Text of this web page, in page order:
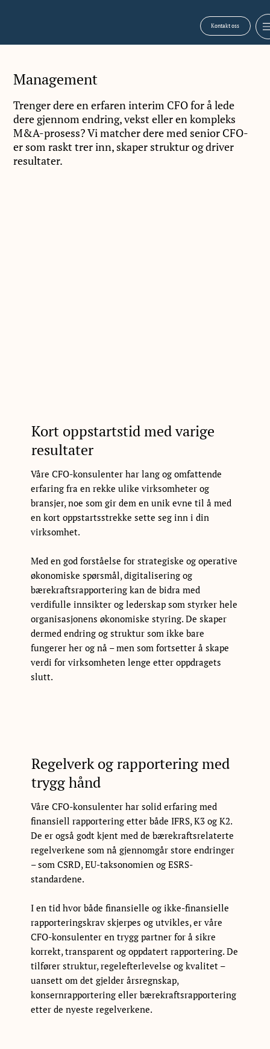
Kontakt oss
Kort oppstartstid med varige
resultater
Våre CFO-konsulenter har lang og omfattende
erfaring fra en rekke ulike virksomheter og
bransjer, noe som gir dem en unik evne til å med
en kort oppstartsstrekke sette seg inn i din
virksomhet.
Med en god forståelse for strategiske og operative
økonomiske spørsmål, digitalisering og
bærekraftsrapportering kan de bidra med
verdifulle innsikter og lederskap som styrker hele
organisasjonens økonomiske styring. De skaper
dermed endring og struktur som ikke bare
fungerer her og nå – men som fortsetter å skape
verdi for virksomheten lenge etter oppdragets
slutt.
Regelverk og rapportering med
trygg hånd
Våre CFO-konsulenter har solid erfaring med
finansiell rapportering etter både IFRS, K3 og K2.
De er også godt kjent med de bærekraftsrelaterte
regelverkene som nå gjennomgår store endringer
– som CSRD, EU-taksonomien og ESRS-
standardene.
I en tid hvor både finansielle og ikke-finansielle
rapporteringskrav skjerpes og utvikles, er våre
CFO-konsulenter en trygg partner for å sikre
korrekt, transparent og oppdatert rapportering. De
tilfører struktur, regelefterlevelse og kvalitet –
uansett om det gjelder årsregnskap,
konsernrapportering eller bærekraftsrapportering
etter de nyeste regelverkene.
Management
Trenger dere en erfaren interim CFO for å lede
dere gjennom endring, vekst eller en kompleks
M&A-prosess? Vi matcher dere med senior CFO-
er som raskt trer inn, skaper struktur og driver
resultater.